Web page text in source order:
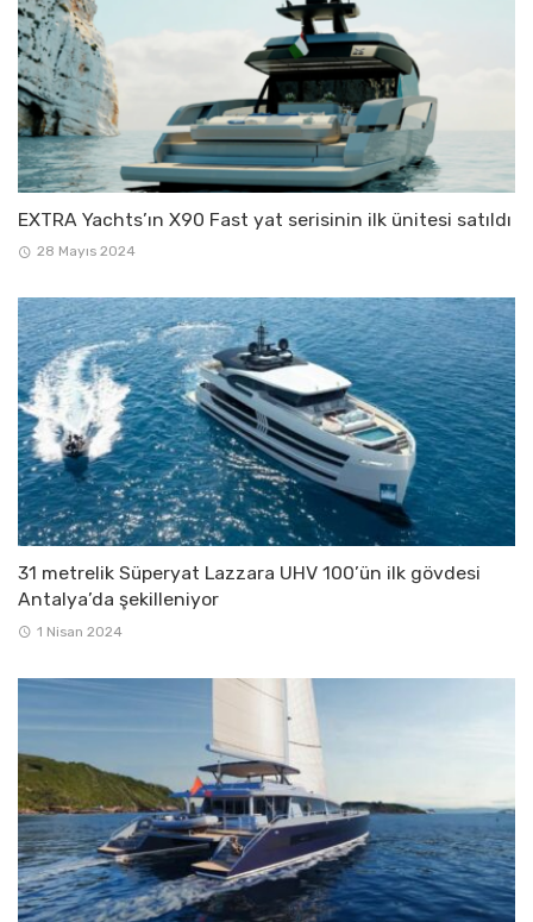
EXTRA Yachts’ın X90 Fast yat serisinin ilk ünitesi satıldı
28 Mayıs 2024
31 metrelik Süperyat Lazzara UHV 100’ün ilk gövdesi
Antalya’da şekilleniyor
1 Nisan 2024